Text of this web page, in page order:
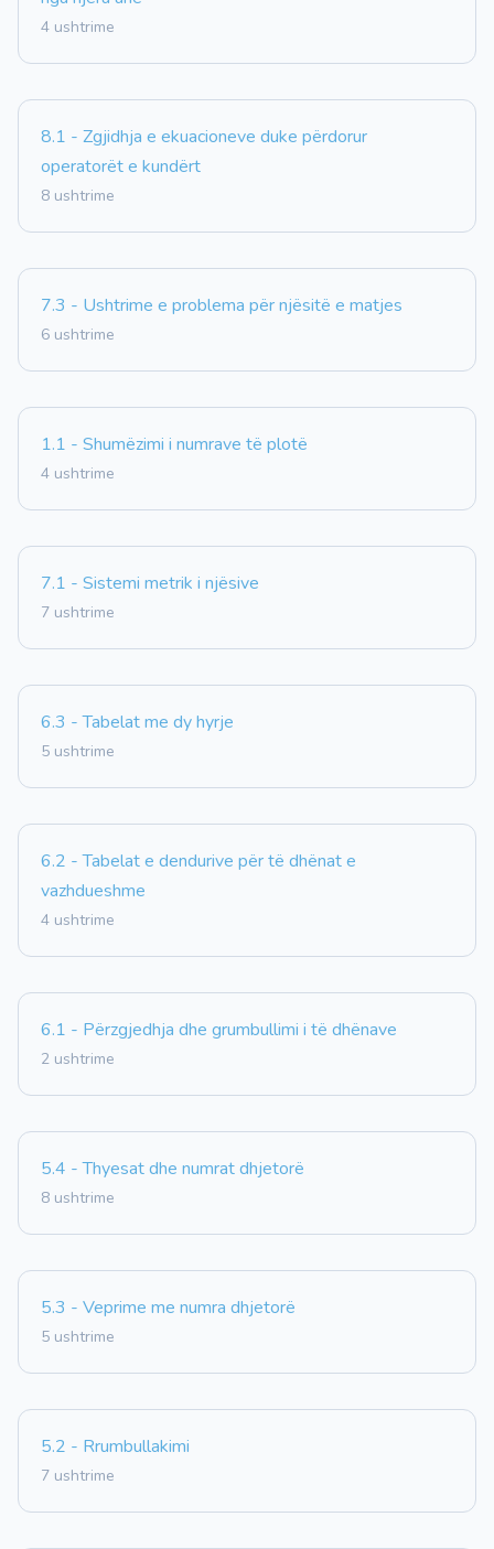
4 ushtrime
8.1 - Zgjidhja e ekuacioneve duke përdorur
operatorët e kundërt
8 ushtrime
7.3 - Ushtrime e problema për njësitë e matjes
6 ushtrime
1.1 - Shumëzimi i numrave të plotë
4 ushtrime
7.1 - Sistemi metrik i njësive
7 ushtrime
6.3 - Tabelat me dy hyrje
5 ushtrime
6.2 - Tabelat e dendurive për të dhënat e
vazhdueshme
4 ushtrime
6.1 - Përzgjedhja dhe grumbullimi i të dhënave
2 ushtrime
5.4 - Thyesat dhe numrat dhjetorë
8 ushtrime
5.3 - Veprime me numra dhjetorë
5 ushtrime
5.2 - Rrumbullakimi
7 ushtrime